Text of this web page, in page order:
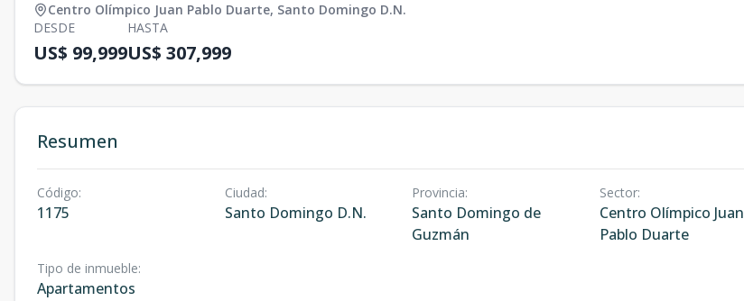
Centro Olímpico Juan Pablo Duarte, Santo Domingo D.N.
DESDE
US$ 99,999
HASTA
US$ 307,999
Resumen
Código:
1175
Ciudad:
Santo Domingo D.N.
Provincia:
Santo Domingo de
Guzmán
Sector:
Centro Olímpico Juan
Pablo Duarte
Tipo de inmueble:
Apartamentos